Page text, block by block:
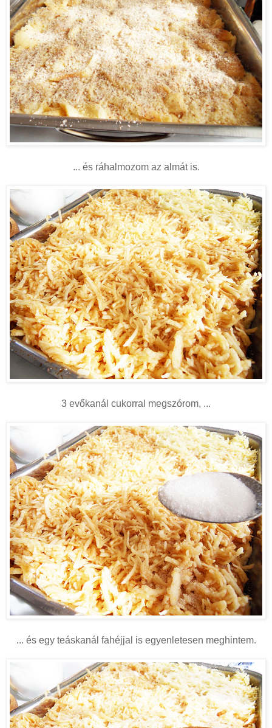
... és ráhalmozom az almát is.
3 evőkanál cukorral megszórom, ...
... és egy teáskanál fahéjjal is egyenletesen meghintem.